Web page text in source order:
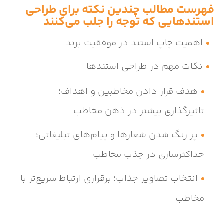
فهرست مطالب چندین نکته برای طراحی
استندهایی که توجه را جلب می‌کنند
اهمیت چاپ استند در موفقیت برند
نکات مهم در طراحی استندها
هدف قرار دادن مخاطبین و اهداف؛
تاثیرگذاری بیشتر در ذهن مخاطب
پر رنگ شدن شعارها و پیام‌های تبلیغاتی؛
حداکثرسازی در جذب مخاطب
انتخاب تصاویر جذاب؛ برقراری ارتباط سریع‌تر با
مخاطب